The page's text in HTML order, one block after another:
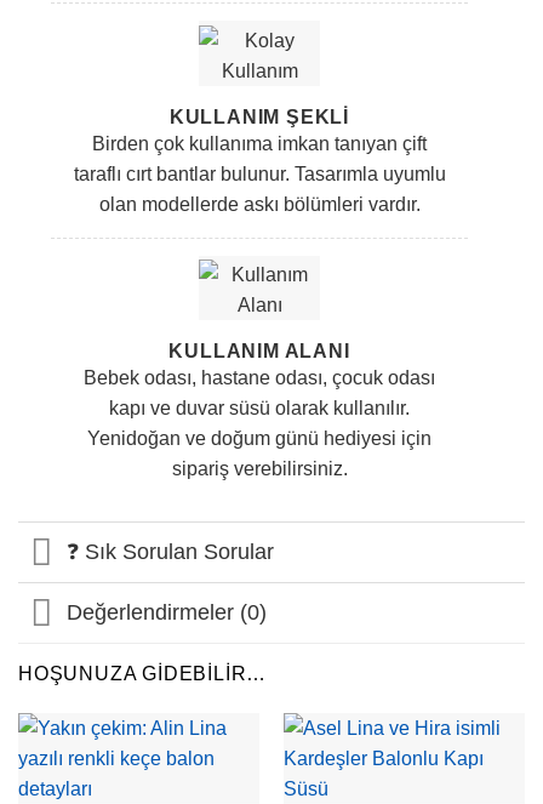
KULLANIM ŞEKLI
Birden çok kullanıma imkan tanıyan çift
taraflı cırt bantlar bulunur. Tasarımla uyumlu
olan modellerde askı bölümleri vardır.
KULLANIM ALANI
Bebek odası, hastane odası, çocuk odası
kapı ve duvar süsü olarak kullanılır.
Yenidoğan ve doğum günü hediyesi için
sipariş verebilirsiniz.
❓ Sık Sorulan Sorular
Değerlendirmeler (0)
HOŞUNUZA GIDEBILIR…